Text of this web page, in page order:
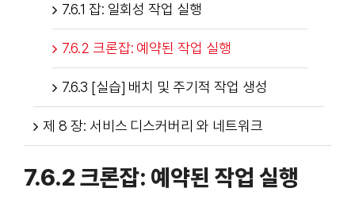
7.6.1 잡: 일회성 작업 실행
7.6.2 크론잡: 예약된 작업 실행
7.6.3 [실습] 배치 및 주기적 작업 생성
제 8 장: 서비스 디스커버리 와 네트워크
7.6.2 크론잡: 예약된 작업 실행